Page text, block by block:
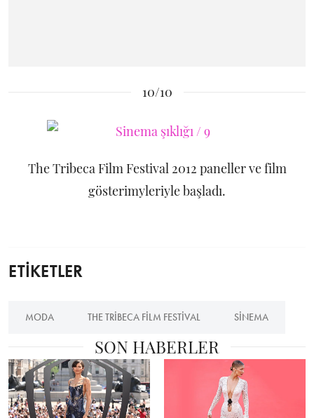
10/10
The Tribeca Film Festival 2012 paneller ve film
gösterimyleriyle başladı.
ETİKETLER
MODA THE TRIBECA FILM FESTIVAL SINEMA
SON HABERLER